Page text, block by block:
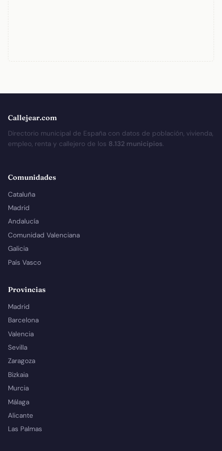
Callejear.com
Directorio municipal de España con datos de población, vivienda,
empleo, renta y callejero de los 8.132 municipios.
Comunidades
Cataluña
Madrid
Andalucía
Comunidad Valenciana
Galicia
País Vasco
Provincias
Madrid
Barcelona
Valencia
Sevilla
Zaragoza
Bizkaia
Murcia
Málaga
Alicante
Las Palmas